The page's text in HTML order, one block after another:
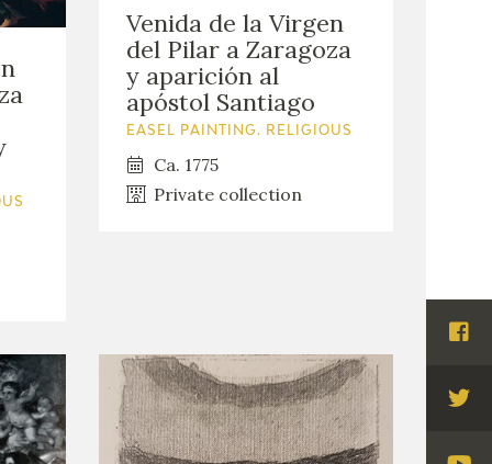
Venida de la Virgen
del Pilar a Zaragoza
y aparición al
apóstol Santiago
EASEL PAINTING. RELIGIOUS
Ca. 1775
Private collection